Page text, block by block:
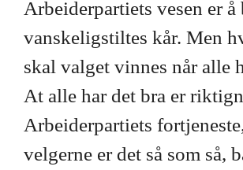
Arbeiderpartiets vesen er å
vanskeligstiltes kår. Men
skal valget vinnes når alle
At alle har det bra er
Arbeiderpartiets
velgerne er det så som så,